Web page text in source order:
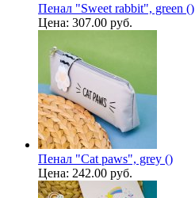
Пенал "Sweet rabbit", green ()
Цена: 307.00 руб.
Пенал "Cat paws", grey ()
Цена: 242.00 руб.